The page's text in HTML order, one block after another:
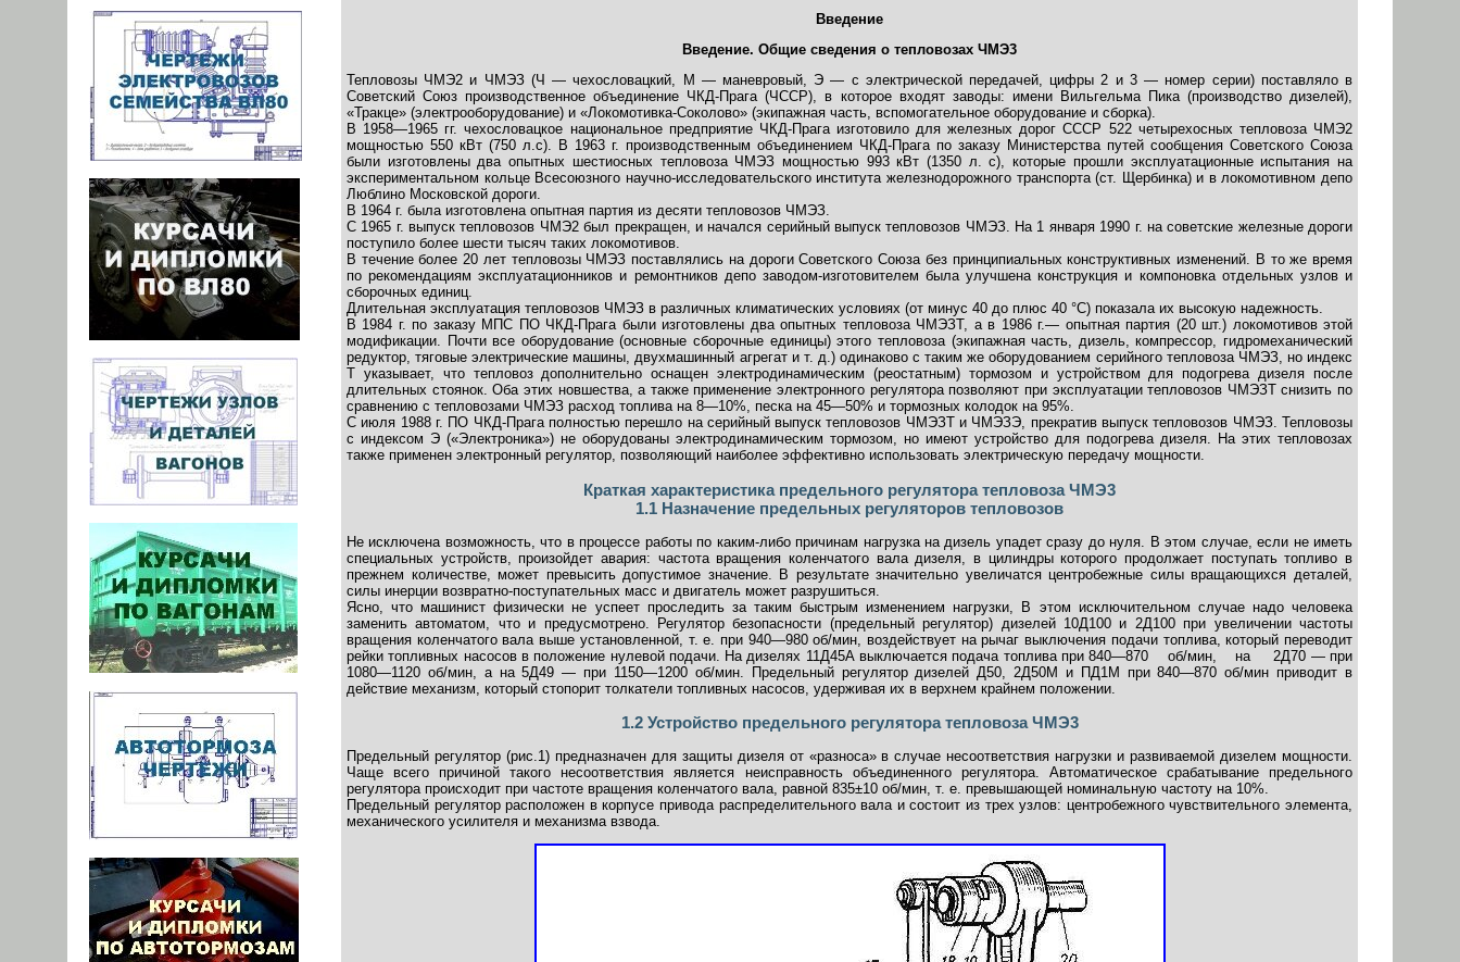
Введение
Введение. Общие сведения о тепловозах ЧМЭ3
Тепловозы ЧМЭ2 и ЧМЭЗ (Ч — чехословацкий, М — маневровый, Э — с электрической передачей, цифры 2 и 3 — номер серии) поставляло в
Советский Союз производственное объединение ЧКД-Прага (ЧССР), в которое входят заводы: имени Вильгельма Пика (производство дизелей),
«Тракце» (электрооборудо­вание) и «Локомотивка-Соколово» (экипажная часть, вспомогательное оборудование и сборка).
В 1958—1965 гг. чехословацкое национальное предприятие ЧКД-Прага изготовило для железных дорог СССР 522 четырехосных тепловоза ЧМЭ2
мощностью 550 кВт (750 л.с). В 1963 г. производственным объединением ЧКД-Прага по заказу Министерства путей сообще­ния Советского Союза
были изго­товлены два опытных шестиосных тепловоза ЧМЭЗ мощностью 993 кВт (1350 л. с), которые прошли эксплуатационные испытания на
экспериментальном кольце Всесоюзного научно-исследовательского института железнодорожного транспор­та (ст. Щербинка) и в локо­мотивном депо
Люблино Московской дороги.
В 1964 г. была изготовлена опытная партия из десяти тепловозов ЧМЭЗ.
С 1965 г. выпуск тепловозов ЧМЭ2 был прекращен, и начался серийный выпуск тепловозов ЧМЭЗ. На 1 января 1990 г. на советские железные дороги
поступило более шести тысяч таких локомотивов.
В течение более 20 лет тепловозы ЧМЭЗ поставлялись на дороги Советского Союза без принципиальных конструктивных изменений. В то же время
по рекомендациям эксплуатационников и ремонтников депо заводом-изготовителем была улучшена конструкция и компоновка отдельных узлов и
сборочных единиц.
Длительная эксплуатация тепловозов ЧМЭЗ в различных климатических условиях (от минус 40 до плюс 40 °С) показала их высокую надежность.
В 1984 г. по заказу МПС ПО ЧКД-Прага были изготовлены два опытных тепловоза ЧМЭЗТ, а в 1986 г.— опытная партия (20 шт.) локомотивов этой
модификации. Почти все оборудование (основные сборочные единицы) этого тепловоза (экипажная часть, дизель, компрессор, гидромеханический
редуктор, тяговые электрические машины, двухмашинный агрегат и т. д.) одинаково с таким же оборудованием серийного тепловоза ЧМЭЗ, но индекс
Т указывает, что тепловоз дополнительно оснащен электродинамическим (реостатным) тормозом и устройством для подогрева дизеля после
длительных стоянок. Оба этих новшества, а также применение электронного регулятора позволяют при эксплуатации тепловозов ЧМЭЗТ снизить по
сравнению с тепловозами ЧМЭЗ расход топлива на 8—10%, песка на 45—50% и тормозных колодок на 95%.
С июля 1988 г. ПО ЧКД-Прага полностью перешло на серийный выпуск тепловозов ЧМЭЗТ и ЧМЭЗЭ, прекратив выпуск тепловозов ЧМЭЗ. Тепловозы
с индексом Э («Электроника») не оборудованы электродинамическим тормозом, но имеют устройство для подогрева дизеля. На этих тепловозах
также применен электронный регулятор, позволяющий наиболее эффективно использовать электрическую передачу мощности.
Краткая характеристика предельного регулятора тепловоза ЧМЭ3
1.1 Назначение предельных регуляторов тепловозов
Не исключена возможность, что в процессе работы по каким-либо причинам нагрузка на дизель упадет сразу до нуля. В этом случае, если не иметь
специальных устройств, произойдет авария: частота вращения коленчатого вала дизеля, в цилиндры которого продолжает поступать топливо в
прежнем количестве, может превысить допустимое значение. В результате значительно увеличатся центробежные силы вращающихся деталей,
силы инерции возвратно-поступательных масс и двигатель может разрушиться.
Ясно, что машинист физически не успеет проследить за таким быстрым изменением нагрузки, В этом исключительном случае надо человека
заменить автоматом, что и предусмотрено. Регулятор безопасности (предельный регулятор) дизелей 10Д100 и 2Д100 при увеличении частоты
вращения коленчатого вала выше установленной, т. е. при 940—980 об/мин, воздействует на рычаг выключения подачи топлива, который переводит
рейки топливных насосов в положение нулевой подачи. На дизелях 11Д45А выключается подача топлива при 840—870 об/мин, на 2Д70 — при
1080—1120 об/мин, а на 5Д49 — при 1150—1200 об/мин. Предельный регулятор дизелей Д50, 2Д50М и ПД1М при 840—870 об/мин приводит в
действие механизм, который стопорит толкатели топливных насосов, удерживая их в верхнем крайнем положении.
1.2 Устройство предельного регулятора тепловоза ЧМЭ3
Предельный регулятор (рис.1) предназначен для защиты дизеля от «разноса» в случае несоответствия нагрузки и развиваемой дизелем мощности.
Чаще всего причиной такого несоответствия является неисправность объединенного регулятора. Автоматическое срабатывание предельного
регулятора происходит при частоте вращения коленчатого вала, равной 835±10 об/мин, т. е. превышающей номинальную частоту на 10%.
Предельный регулятор расположен в корпусе привода распределительного вала и состоит из трех узлов: центробежного чувствительного элемента,
механического усилителя и механизма взвода.